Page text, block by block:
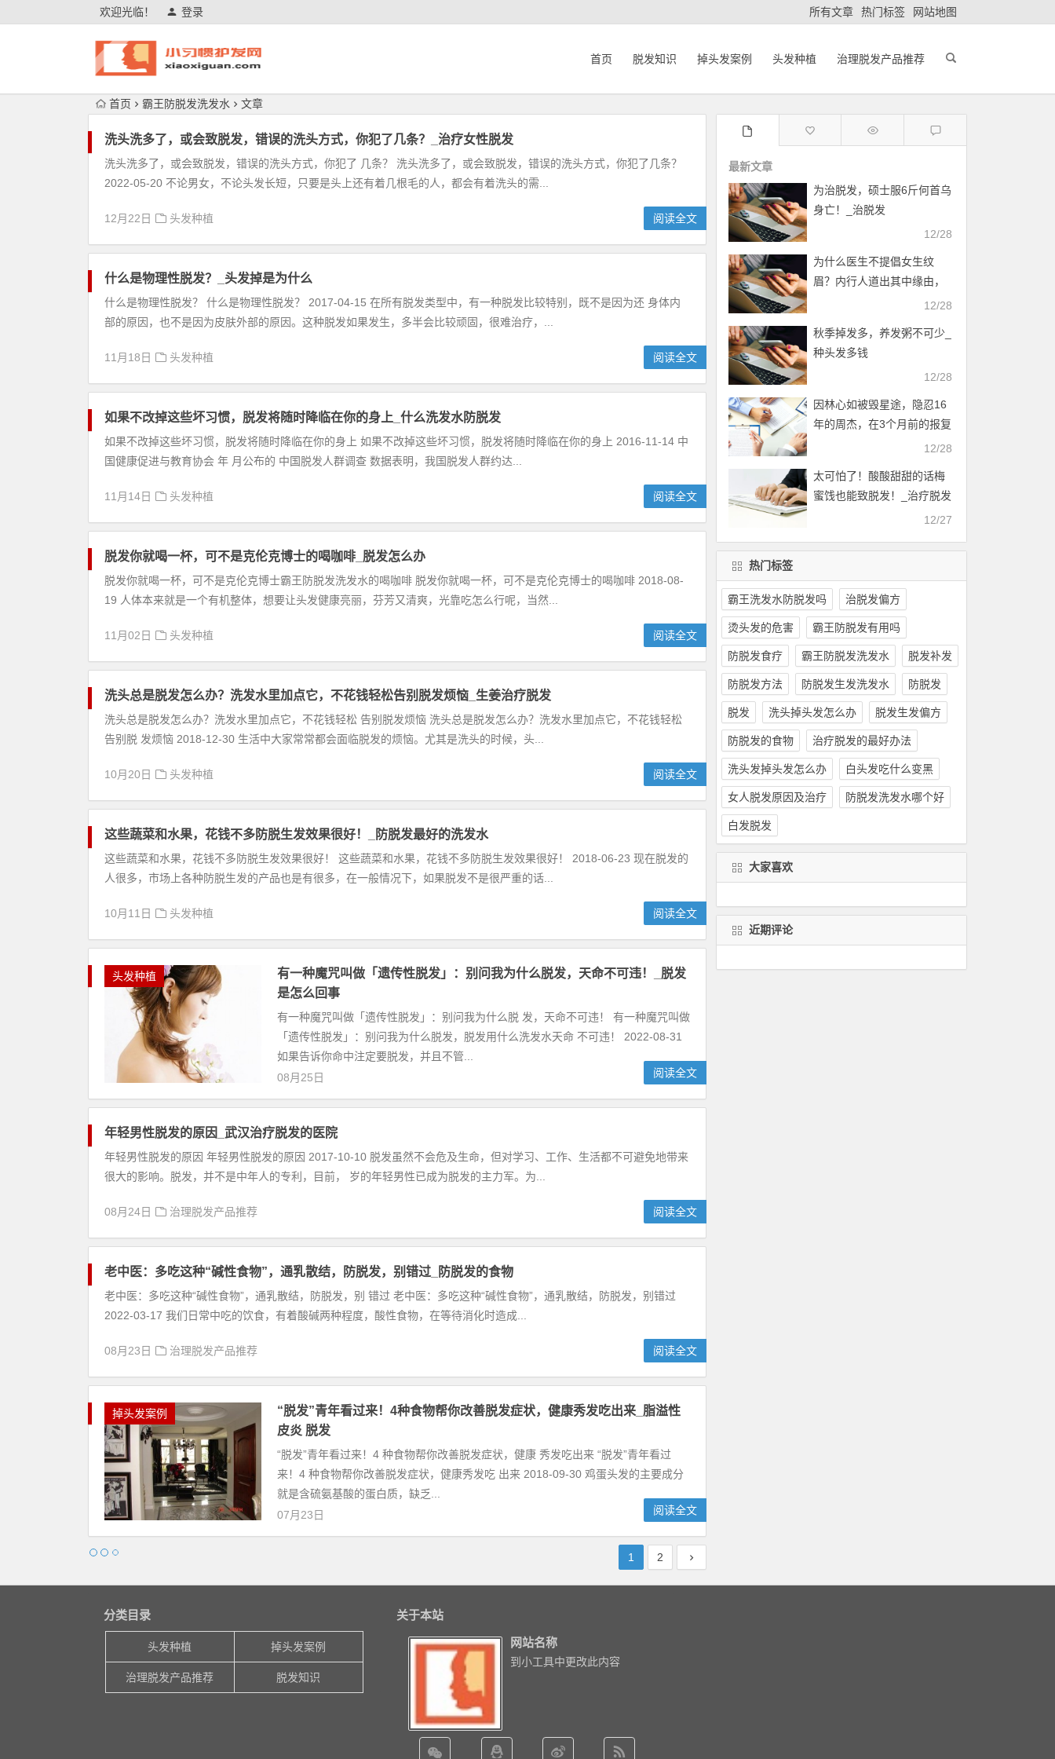
欢迎光临！ 登录 所有文章 热门标签 网站地图
首页 脱发知识 掉头发案例 头发种植 治理脱发产品推荐
首页 霸王防脱发洗发水 文章
洗头洗多了，或会致脱发，错误的洗头方式，你犯了几条？_治疗女性脱发
洗头洗多了，或会致脱发，错误的洗头方式，你犯了 几条？ 洗头洗多了，或会致脱发，错误的洗头方式，你犯了几条？
2022-05-20 不论男女，不论头发长短，只要是头上还有着几根毛的人，都会有着洗头的需...
12月22日 头发种植 阅读全文
什么是物理性脱发？_头发掉是为什么
什么是物理性脱发？ 什么是物理性脱发？ 2017-04-15 在所有脱发类型中，有一种脱发比较特别，既不是因为还 身体内
部的原因，也不是因为皮肤外部的原因。这种脱发如果发生，多半会比较顽固，很难治疗，...
11月18日 头发种植 阅读全文
如果不改掉这些坏习惯，脱发将随时降临在你的身上_什么洗发水防脱发
如果不改掉这些坏习惯，脱发将随时降临在你的身上 如果不改掉这些坏习惯，脱发将随时降临在你的身上 2016-11-14 中
国健康促进与教育协会 年 月公布的 中国脱发人群调查 数据表明，我国脱发人群约达...
11月14日 头发种植 阅读全文
脱发你就喝一杯，可不是克伦克博士的喝咖啡_脱发怎么办
脱发你就喝一杯，可不是克伦克博士霸王防脱发洗发水的喝咖啡 脱发你就喝一杯，可不是克伦克博士的喝咖啡 2018-08-
19 人体本来就是一个有机整体，想要让头发健康亮丽，芬芳又清爽，光靠吃怎么行呢，当然...
11月02日 头发种植 阅读全文
洗头总是脱发怎么办？洗发水里加点它，不花钱轻松告别脱发烦恼_生姜治疗脱发
洗头总是脱发怎么办？洗发水里加点它，不花钱轻松 告别脱发烦恼 洗头总是脱发怎么办？洗发水里加点它，不花钱轻松
告别脱 发烦恼 2018-12-30 生活中大家常常都会面临脱发的烦恼。尤其是洗头的时候，头...
10月20日 头发种植 阅读全文
这些蔬菜和水果，花钱不多防脱生发效果很好！_防脱发最好的洗发水
这些蔬菜和水果，花钱不多防脱生发效果很好！ 这些蔬菜和水果，花钱不多防脱生发效果很好！ 2018-06-23 现在脱发的
人很多，市场上各种防脱生发的产品也是有很多，在一般情况下，如果脱发不是很严重的话...
10月11日 头发种植 阅读全文
头发种植
有一种魔咒叫做「遗传性脱发」：别问我为什么脱发，天命不可违！_脱发
是怎么回事
有一种魔咒叫做「遗传性脱发」：别问我为什么脱 发，天命不可违！ 有一种魔咒叫做
「遗传性脱发」：别问我为什么脱发，脱发用什么洗发水天命 不可违！ 2022-08-31
如果告诉你命中注定要脱发，并且不管...
08月25日
阅读全文
年轻男性脱发的原因_武汉治疗脱发的医院
年轻男性脱发的原因 年轻男性脱发的原因 2017-10-10 脱发虽然不会危及生命，但对学习、工作、生活都不可避免地带来
很大的影响。脱发，并不是中年人的专利，目前， 岁的年轻男性已成为脱发的主力军。为...
08月24日 治理脱发产品推荐 阅读全文
老中医：多吃这种“碱性食物”，通乳散结，防脱发，别错过_防脱发的食物
老中医：多吃这种“碱性食物”，通乳散结，防脱发，别 错过 老中医：多吃这种“碱性食物”，通乳散结，防脱发，别错过
2022-03-17 我们日常中吃的饮食，有着酸碱两种程度，酸性食物，在等待消化时造成...
08月23日 治理脱发产品推荐 阅读全文
掉头发案例
“脱发”青年看过来！4种食物帮你改善脱发症状，健康秀发吃出来_脂溢性
皮炎 脱发
“脱发”青年看过来！4 种食物帮你改善脱发症状，健康 秀发吃出来 “脱发”青年看过
来！4 种食物帮你改善脱发症状，健康秀发吃 出来 2018-09-30 鸡蛋头发的主要成分
就是含硫氨基酸的蛋白质，缺乏...
07月23日
阅读全文
1 2
最新文章
为治脱发，硕士服6斤何首乌
身亡！_治脱发
12/28
为什么医生不提倡女生纹
眉？内行人道出其中缘由，
幸好没跟风_掉头发是什么原
12/28
秋季掉发多，养发粥不可少_
种头发多钱
12/28
因林心如被毁星途，隐忍16
年的周杰，在3个月前的报复
手段真解恨_怎么防止脱发12/28
太可怕了！酸酸甜甜的话梅
蜜饯也能致脱发！_治疗脱发
12/27
热门标签
霸王洗发水防脱发吗 治脱发偏方
烫头发的危害 霸王防脱发有用吗
防脱发食疗 霸王防脱发洗发水 脱发补发
防脱发方法 防脱发生发洗发水 防脱发
脱发 洗头掉头发怎么办 脱发生发偏方
防脱发的食物 治疗脱发的最好办法
洗头发掉头发怎么办 白头发吃什么变黑
女人脱发原因及治疗 防脱发洗发水哪个好
白发脱发
大家喜欢
近期评论
分类目录
头发种植 掉头发案例
治理脱发产品推荐 脱发知识
关于本站
网站名称
到小工具中更改此内容